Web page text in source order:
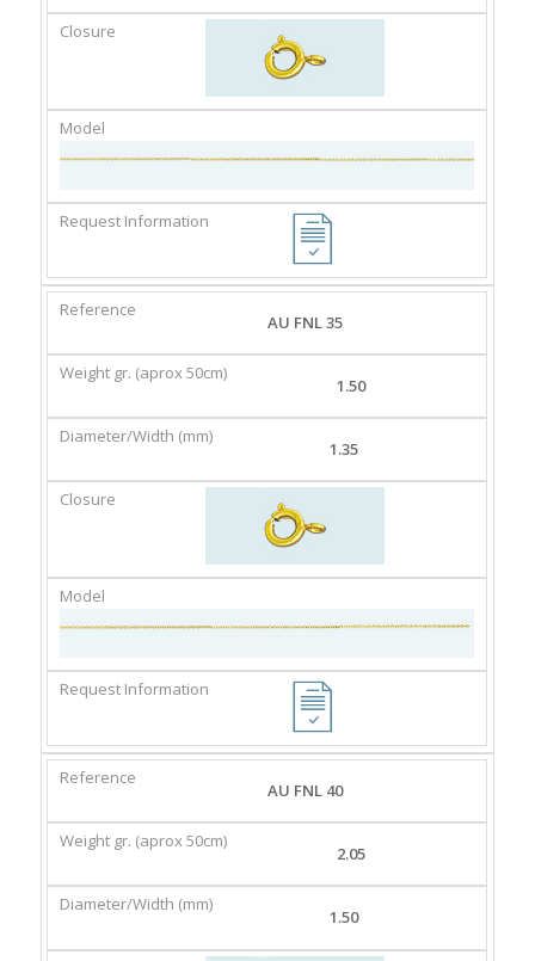
AU FNL 35
1.50
1.35
AU FNL 40
2.05
1.50